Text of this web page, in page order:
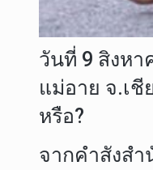
วันที่ 9 สิงห
แม่อาย จ.เชี
หรือ?
จากคำสังส